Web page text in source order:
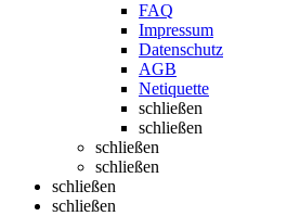
FAQ
Impressum
Datenschutz
AGB
Netiquette
schließen
schließen
schließen
schließen
schließen
schließen